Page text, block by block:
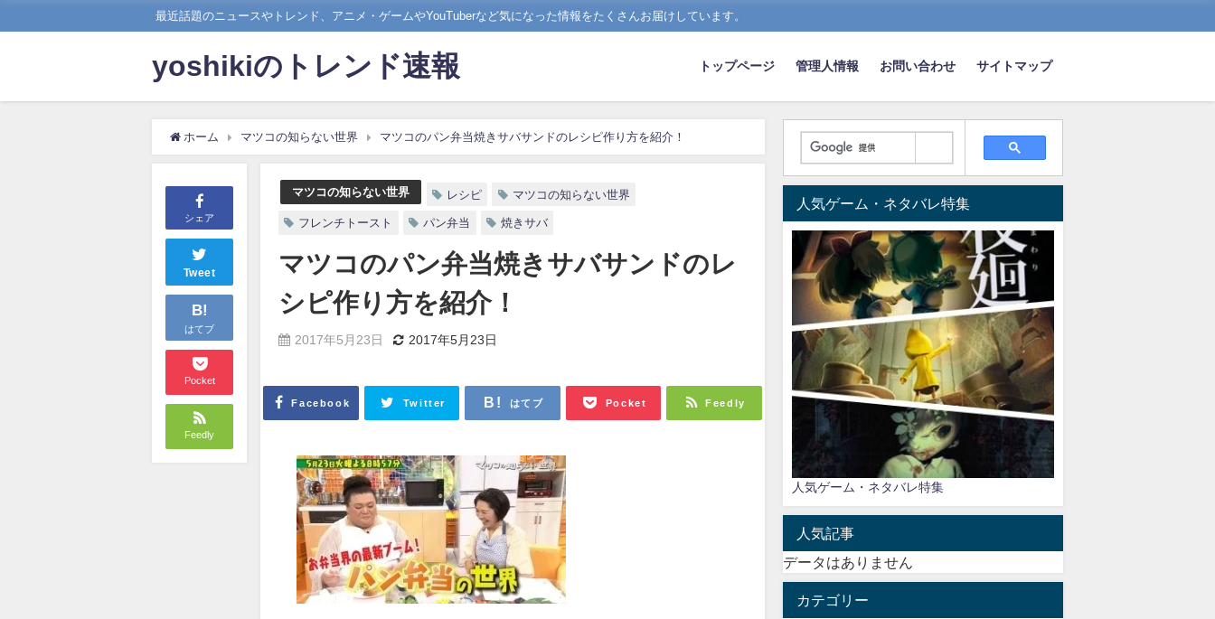
最近話題のニュースやトレンド、アニメ・ゲームやYouTuberなど気になった情報をたくさんお届けしています。
yoshikiのトレンド速報 トップページ 管理人情報 お問い合わせ サイトマップ
ホーム マツコの知らない世界 マツコのパン弁当焼きサバサンドのレシピ作り方を紹介！
シェア
Tweet
B!
はてブ
Pocket
Feedly
マツコの知らない世界 レシピ マツコの知らない世界
フレンチトースト パン弁当 焼きサバ
マツコのパン弁当焼きサバサンドのレ
シピ作り方を紹介！
2017年5月23日 2017年5月23日
Facebook Twitter はてブ Pocket Feedly
人気ゲーム・ネタバレ特集
人気ゲーム・ネタバレ特集
人気記事
データはありません
カテゴリー